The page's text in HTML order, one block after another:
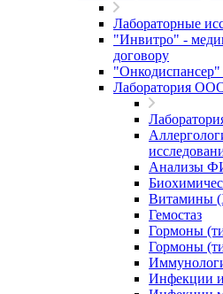
Лабораторные
"Инвитро" -
договору
"Онкодиспансер"
Лаборатория
Анализы
Витамины
Гемостаз
Гормоны
Гормоны
Инфекции